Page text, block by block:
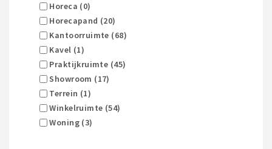
Horeca (0)
Horecapand (20)
Kantoorruimte (68)
Kavel (1)
Praktijkruimte (45)
Showroom (17)
Terrein (1)
Winkelruimte (54)
Woning (3)